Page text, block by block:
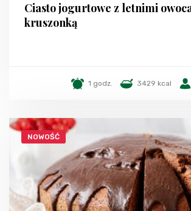
Ciasto jogurtowe z letnimi
kruszonką
1 godz. 3429 kcal
NOWOŚĆ